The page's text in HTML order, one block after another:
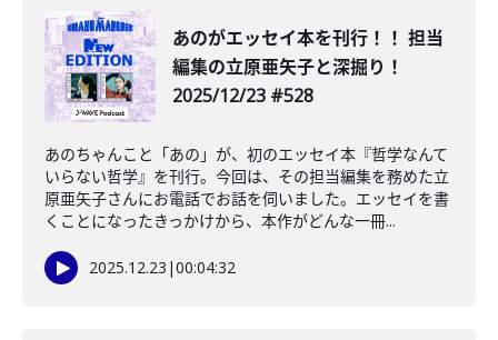
️あのがエッセイ本を刊行！！ 担当
編集の立原亜矢子と深掘り！
2025/12/23 #528
あのちゃんこと「あの」が、初のエッセイ本『哲学なんて
いらない哲学』を刊行。今回は、その担当編集を務めた立
原亜矢子さんにお電話でお話を伺いました。エッセイを書
くことになったきっかけから、本作がどんな一冊...
2025.12.23 |00:04:32